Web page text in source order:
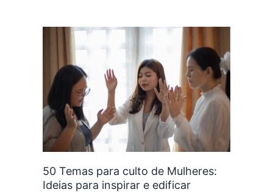
50 Temas para culto de Mulheres:
Ideias para inspirar e edificar